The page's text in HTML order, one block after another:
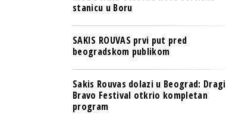
stanicu u Boru
SAKIS ROUVAS prvi put pred
beogradskom publikom
Sakis Rouvas dolazi u Beograd: Dragi
Bravo Festival otkrio kompletan
program